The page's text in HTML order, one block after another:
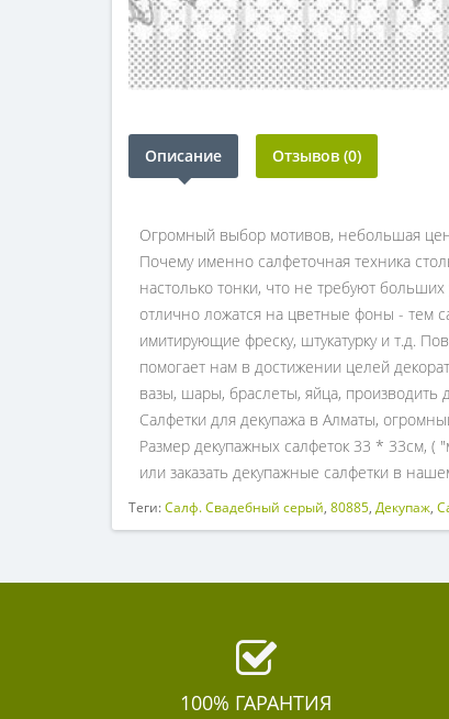
Описание Отзывов (0)
Огромный выбор мотивов, небольшая
Почему именно салфеточная техника
настолько тонки, что не требуют
отлично ложатся на цветные фоны - тем
имитирующие фреску, штукатурку и т.д.
помогает нам в достижении целей
вазы, шары, браслеты, яйца, производить
Салфетки для декупажа в Алматы,
Размер декупажных салфеток 33 * 33см, (
или заказать декупажные салфетки в
Теги:Салф. Свадебный серый, 80885, Декупаж,
100% ГАРАНТИЯ